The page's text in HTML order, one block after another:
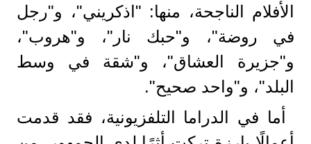
الأفلام الناجحة، منها: "اذكريني"، و"رجل
في روضة"، و"حبك نار"، و"هروب"،
و"جزيرة العشاق"، و"شقة في وسط
البلد"، و"واحد صحيح".
أما في الدراما التلفزيونية، فقد قدمت